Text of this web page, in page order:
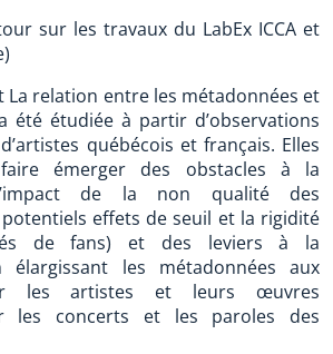
sur les travaux du LabEx ICCA et
La relation entre les métadonnées et
été étudiée à partir d’observations
québécois et français. Elles
émerger des obstacles à la
de la non qualité des
effets de seuil et la rigidité
de fans) et des leviers à la
élargissant les métadonnées aux
les artistes et leurs œuvres
les concerts et les paroles des